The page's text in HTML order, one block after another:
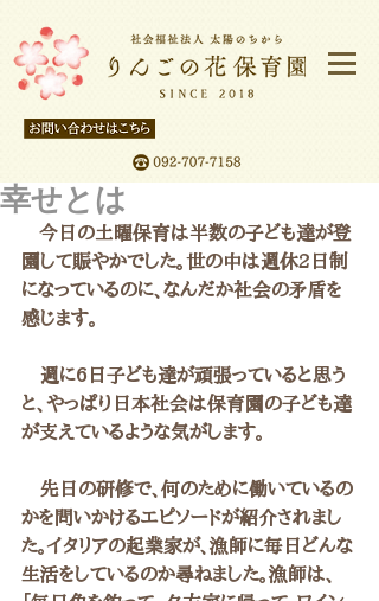
幸せとは
園して賑やかでした。世の中は週休2日制
になっているのに、なんだか社会の矛盾を
感じます。
週に6日子ども達が頑張っていると思う
と、やっぱり日本社会は保育園の子ども達
が支えているような気がします。
先日の研修で、何のために働いているの
かを問いかけるエピソードが紹介されまし
た。イタリアの起業家が、漁師に毎日どんな
生活をしているのか尋ねました。漁師は、